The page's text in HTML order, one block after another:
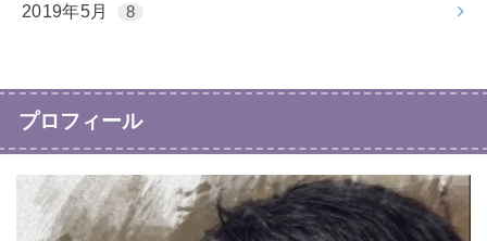
2019年5月 8
プロフィール